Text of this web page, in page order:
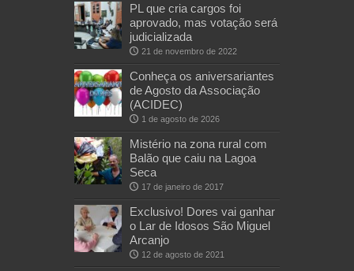
PL que cria cargos foi
aprovado, mas votação será
judicializada
21 de novembro de 2022
Conheça os aniversariantes
de Agosto da Associação
(ACIDEC)
1 de agosto de 2026
Mistério na zona rural com
Balão que caiu na Lagoa
Seca
17 de janeiro de 2017
Exclusivo! Dores vai ganhar
o Lar de Idosos São Miguel
Arcanjo
12 de agosto de 2021